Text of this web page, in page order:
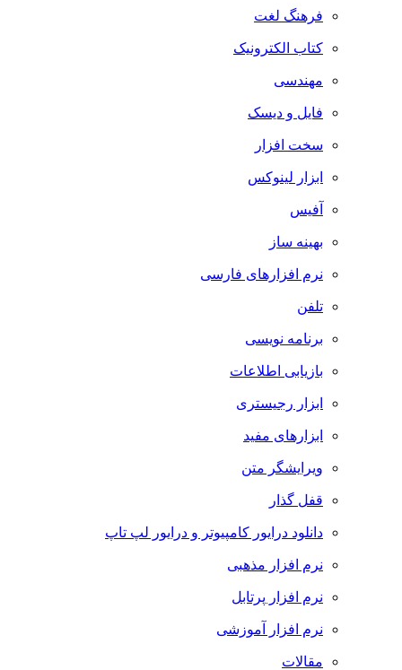
فرهنگ لغت
کتاب الکترونیک
مهندسی
فایل و دیسک
سخت افزار
ابزار لینوکس
آفیس
بهینه ساز
نرم افزارهای فارسی
تلفن
برنامه نویسی
بازیابی اطلاعات
ابزار رجیستری
ابزارهای مفید
ویرایشگر متن
قفل گذار
دانلود درایور کامپیوتر و درایور لپ تاپ
نرم افزار مذهبی
نرم افزار پرتابل
نرم افزار آموزشی
مقالات